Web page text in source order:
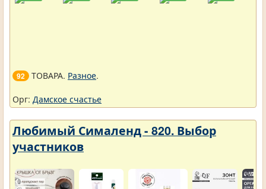
92 ТОВАРА. Разное.
Орг: Дамское счастье
Любимый Сималенд - 820. Выбор
участников